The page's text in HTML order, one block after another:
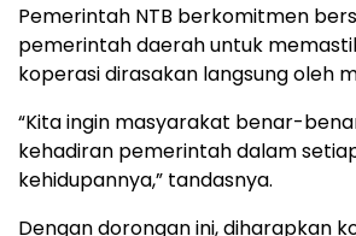
Pemerintah NTB berkomitmen
pemerintah daerah untuk
koperasi dirasakan langsung oleh
“Kita ingin masyarakat benar-
kehadiran pemerintah dalam
kehidupannya,” tandasnya.
Dengan dorongan ini, diharapkan